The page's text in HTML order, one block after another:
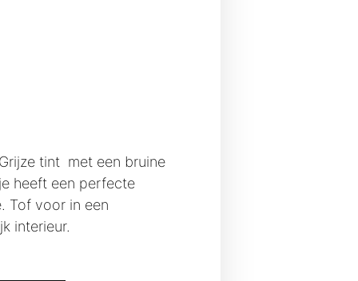
tint met een bruine
heeft een perfecte
Tof voor in een
interieur.